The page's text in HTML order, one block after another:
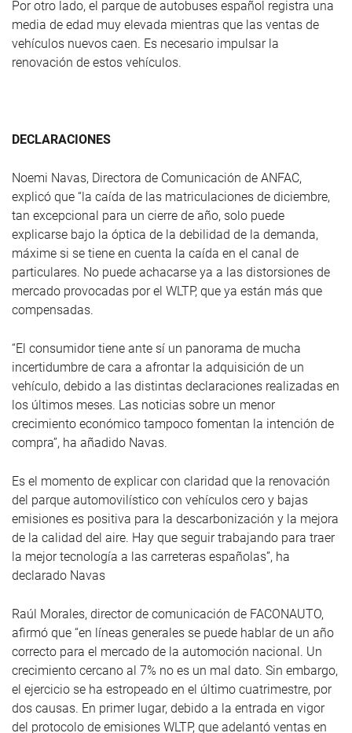
Por otro lado, el parque de autobuses español registra una
media de edad muy elevada mientras que las ventas de
vehículos nuevos caen. Es necesario impulsar la
renovación de estos vehículos.
DECLARACIONES
Noemi Navas, Directora de Comunicación de ANFAC,
explicó que “la caída de las matriculaciones de diciembre,
tan excepcional para un cierre de año, solo puede
explicarse bajo la óptica de la debilidad de la demanda,
máxime si se tiene en cuenta la caída en el canal de
particulares. No puede achacarse ya a las distorsiones de
mercado provocadas por el WLTP, que ya están más que
compensadas.
“El consumidor tiene ante sí un panorama de mucha
incertidumbre de cara a afrontar la adquisición de un
vehículo, debido a las distintas declaraciones realizadas en
los últimos meses. Las noticias sobre un menor
crecimiento económico tampoco fomentan la intención de
compra”, ha añadido Navas.
Es el momento de explicar con claridad que la renovación
del parque automovilístico con vehículos cero y bajas
emisiones es positiva para la descarbonización y la mejora
de la calidad del aire. Hay que seguir trabajando para traer
la mejor tecnología a las carreteras españolas”, ha
declarado Navas
Raúl Morales, director de comunicación de FACONAUTO,
afirmó que “en líneas generales se puede hablar de un año
correcto para el mercado de la automoción nacional. Un
crecimiento cercano al 7% no es un mal dato. Sin embargo,
el ejercicio se ha estropeado en el último cuatrimestre, por
dos causas. En primer lugar, debido a la entrada en vigor
del protocolo de emisiones WLTP, que adelantó ventas en